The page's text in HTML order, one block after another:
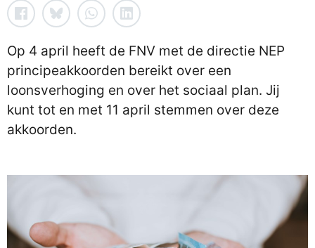
Op 4 april heeft de FNV met de directie NEP
principeakkoorden bereikt over een
loonsverhoging en over het sociaal plan. Jij
kunt tot en met 11 april stemmen over deze
akkoorden.